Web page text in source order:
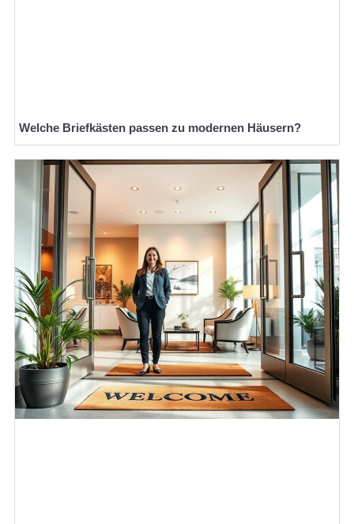
Welche Briefkästen passen zu modernen Häusern?